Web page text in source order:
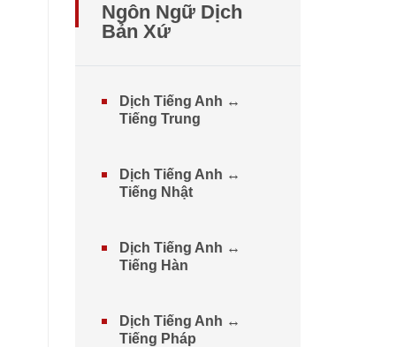
Ngôn Ngữ Dịch
Bản Xứ
Dịch Tiếng Anh ↔
Tiếng Trung
Dịch Tiếng Anh ↔
Tiếng Nhật
Dịch Tiếng Anh ↔
Tiếng Hàn
Dịch Tiếng Anh ↔
Tiếng Pháp